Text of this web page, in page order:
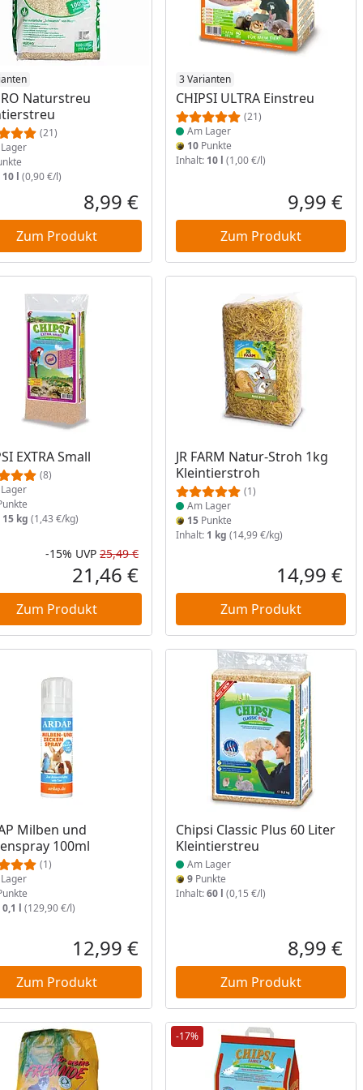
Naturstreu
(21)
am Lager
10 l (0,90 €/l)
Aktueller Preis
8,99 €
Zum Produkt
3 Varianten
CHIPSI ULTRA Einstreu
(21)
Produkt am Lager
Am Lager
10 Punkte
Inhalt: 10 l (1,00 €/l)
9,99 €
Zum Produkt
EXTRA Small
(8)
am Lager
15 kg (1,43 €/kg)
Rabatt in Prozent
-15%
Ursprünglicher Preis
UVP 25,49 €
Aktueller Preis
21,46 €
Zum Produkt
JR FARM Natur-Stroh 1kg
Kleintierstroh
(1)
Produkt am Lager
Am Lager
15 Punkte
Inhalt: 1 kg (14,99 €/kg)
14,99 €
Zum Produkt
Milben und
100ml
(1)
am Lager
0,1 l (129,90 €/l)
Aktueller Preis
12,99 €
Zum Produkt
Chipsi Classic Plus 60 Liter
Kleintierstreu
Produkt am Lager
Am Lager
9 Punkte
Inhalt:60 l (0,15 €/l)
8,99 €
Zum Produkt
-17%